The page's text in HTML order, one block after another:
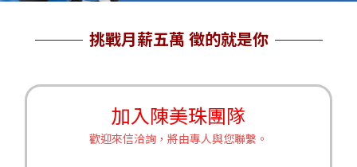
挑戰月薪五萬 徵的就是你
加入陳美珠團隊
歡迎來信洽詢，將由專人與您聯繫。